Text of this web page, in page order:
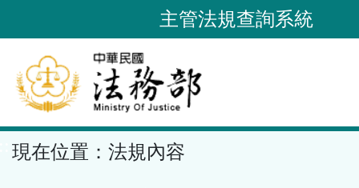
到
要
內
容
區
主管法規查詢系統
現在位置： 法規內容